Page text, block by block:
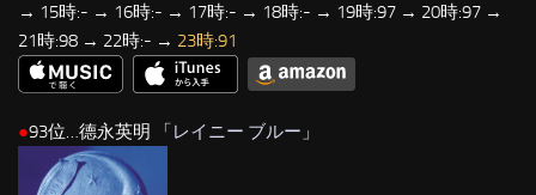
→ 15時:- → 16時:- → 17時:- → 18時:- → 19時:97 → 20時:97 →
21時:98 → 22時:- → 23時:91
●93位…德永英明 「 レイニー ブルー 」